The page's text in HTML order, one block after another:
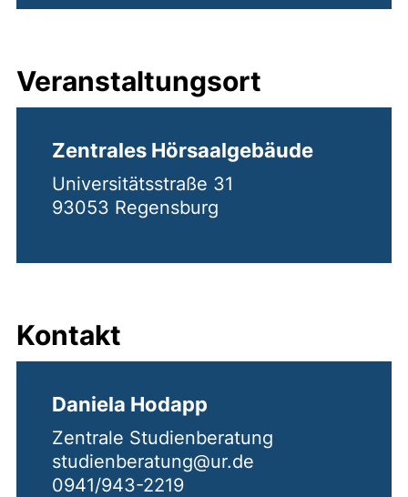
Veranstaltungsort
Zentrales Hörsaalgebäude
Universitätsstraße 31
93053 Regensburg
Kontakt
Daniela Hodapp
Zentrale Studienberatung
studienberatung@ur.de
0941/943-2219